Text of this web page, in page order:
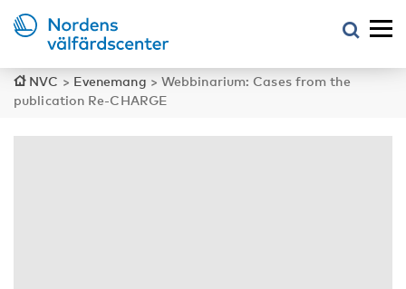
NVC > Evenemang > Webbinarium: Cases from the
publication Re-CHARGE